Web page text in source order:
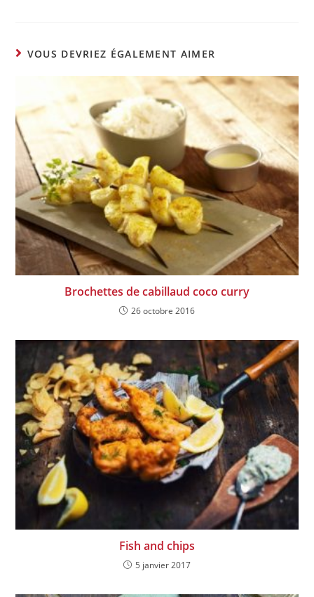
VOUS DEVRIEZ ÉGALEMENT AIMER
Brochettes de cabillaud coco curry
26 octobre 2016
Fish and chips
5 janvier 2017